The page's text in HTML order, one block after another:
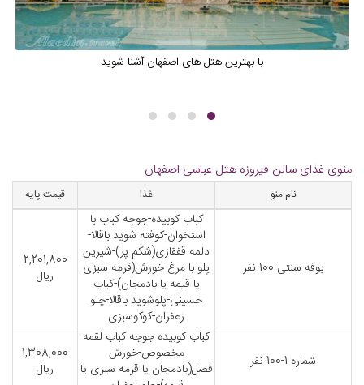
با بهترین هتل های اصفهان آشنا شوید
منوی غذای سالن فیروزه هتل عباسی اصفهان
نام منو غذا قیمت پایه
بوفه سنتی-100 نفر
کباب کوبیده-جوجه کباب با
استخوان-کوفته شوید باقالا-
دلمه قفقازی(شکم پر)-شیرین
پلو با مرغ-خورش(قرمه سبزی
یا قیمه یا بادمجان)-کباب
حسینی-پلوشوید باقالا-چلو
زعفران-کوکوسبزی
2,201,800
ریال
شماره 1-100 نفر
کباب کوبیده-جوجه کباب لقمه
مخصوص-خورش
فصل(بادمجان یا قرمه سبزی یا
1,308,000
ریال